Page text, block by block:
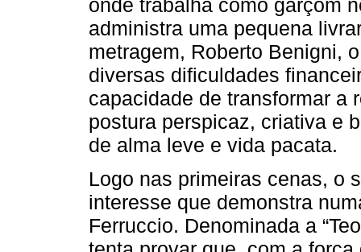
onde trabalha como garçom
administra uma pequena
metragem, Roberto Benigni,
diversas dificuldades
capacidade de transformar a
postura perspicaz, criativa e
de alma leve e vida pacata.
Logo nas primeiras cenas, o
interesse que demonstra
Ferruccio. Denominada a